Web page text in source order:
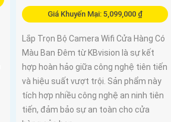
Giá Khuyến Mại: 5,099,000 ₫
Lắp Trọn Bộ Camera Wifi Cửa Hàng Có
Màu Ban Đêm từ KBvision là sự kết
hợp hoàn hảo giữa công nghệ tiên tiến
và hiệu suất vượt trội. Sản phẩm này
tích hợp nhiều công nghệ an ninh tiên
tiến, đảm bảo sự an toàn cho cửa